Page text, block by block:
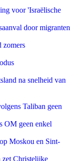
voor 'Israëlische
door migranten
zomers
na snelheid van
Taliban geen
OM geen enkel
Moskou en Sint-
zet Christelijke